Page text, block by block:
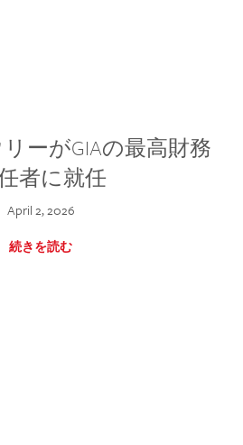
ーがGIAの最高財務
者に就任
April 2, 2026
続きを読む